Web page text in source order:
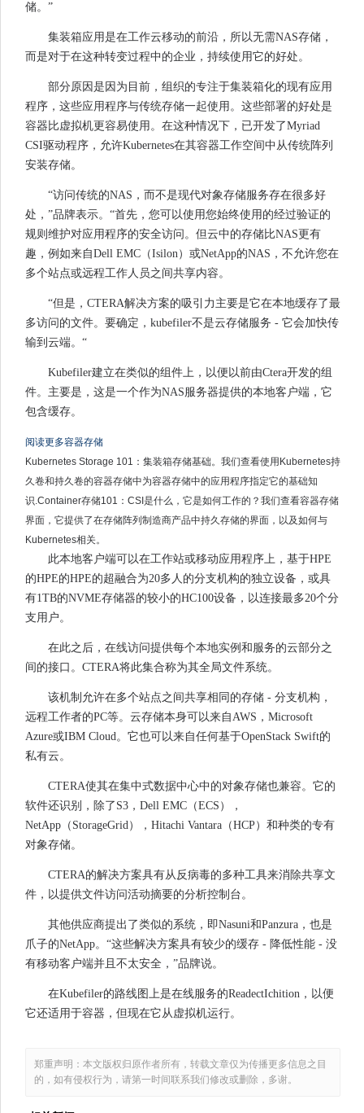
储。”
集装箱应用是在工作云移动的前沿，所以无需NAS存储，
而是对于在这种转变过程中的企业，持续使用它的好处。
部分原因是因为目前，组织的专注于集装箱化的现有应用
程序，这些应用程序与传统存储一起使用。这些部署的好处是
容器比虚拟机更容易使用。在这种情况下，已开发了Myriad
CSI驱动程序，允许Kubernetes在其容器工作空间中从传统阵列
安装存储。
“访问传统的NAS，而不是现代对象存储服务存在很多好
处，”品牌表示。“首先，您可以使用您始终使用的经过验证的
规则维护对应用程序的安全访问。但云中的存储比NAS更有
趣，例如来自Dell EMC（Isilon）或NetApp的NAS，不允许您在
多个站点或远程工作人员之间共享内容。
“但是，CTERA解决方案的吸引力主要是它在本地缓存了最
多访问的文件。要确定，kubefiler不是云存储服务 - 它会加快传
输到云端。“
Kubefiler建立在类似的组件上，以便以前由Ctera开发的组
件。主要是，这是一个作为NAS服务器提供的本地客户端，它
包含缓存。
阅读更多容器存储
Kubernetes Storage 101：集装箱存储基础。我们查看使用Kubernetes持
久卷和持久卷的容器存储中为容器存储中的应用程序指定它的基础知
识.Container存储101：CSI是什么，它是如何工作的？我们查看容器存储
界面，它提供了在存储阵列制造商产品中持久存储的界面，以及如何与
Kubernetes相关。
此本地客户端可以在工作站或移动应用程序上，基于HPE
的HPE的HPE的超融合为20多人的分支机构的独立设备，或具
有1TB的NVME存储器的较小的HC100设备，以连接最多20个分
支用户。
在此之后，在线访问提供每个本地实例和服务的云部分之
间的接口。CTERA将此集合称为其全局文件系统。
该机制允许在多个站点之间共享相同的存储 - 分支机构，
远程工作者的PC等。云存储本身可以来自AWS，Microsoft
Azure或IBM Cloud。它也可以来自任何基于OpenStack Swift的
私有云。
CTERA使其在集中式数据中心中的对象存储也兼容。它的
软件还识别，除了S3，Dell EMC（ECS），
NetApp（StorageGrid），Hitachi Vantara（HCP）和种类的专有
对象存储。
CTERA的解决方案具有从反病毒的多种工具来消除共享文
件，以提供文件访问活动摘要的分析控制台。
其他供应商提出了类似的系统，即Nasuni和Panzura，也是
爪子的NetApp。“这些解决方案具有较少的缓存 - 降低性能 - 没
有移动客户端并且不太安全，”品牌说。
在Kubefiler的路线图上是在线服务的ReadectIchition，以便
它还适用于容器，但现在它从虚拟机运行。
郑重声明：本文版权归原作者所有，转载文章仅为传播更多信息之目
的，如有侵权行为，请第一时间联系我们修改或删除，多谢。